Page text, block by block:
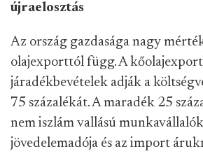
újraelosztás
Az ország gazdasága nagy
olajexporttól függ. A
járadékbevételek adják a
75 százalékát. A maradék 25
nem iszlám vallású
jövedelemadója és az import